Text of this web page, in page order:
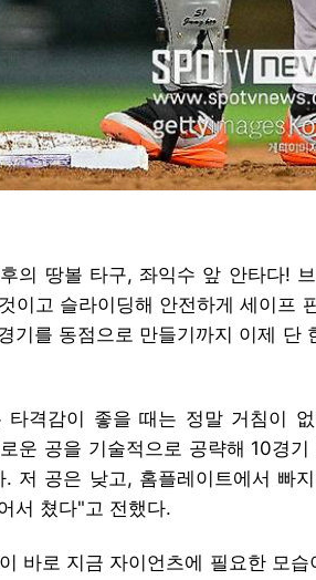
의 땅볼 타구, 좌익수 앞 안타다!
이고 슬라이딩해 안전하게 세이프
기를 동점으로 만들기까지 이제 단
타격감이 좋을 때는 정말 거침이
운 공을 기술적으로 공략해 10경
저 공은 낮고, 홈플레이트에서 빠
서 쳤다"고 전했다.
바로 지금 자이언츠에 필요한 모